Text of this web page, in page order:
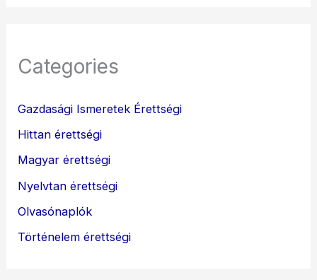
Categories
Gazdasági Ismeretek Érettségi
Hittan érettségi
Magyar érettségi
Nyelvtan érettségi
Olvasónaplók
Történelem érettségi